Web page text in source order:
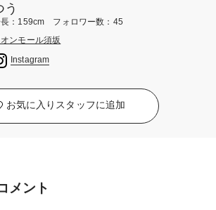
う
：159cm フォロワー数：45
ンモール須坂
Instagram
お気に入りスタッフに追加
メント